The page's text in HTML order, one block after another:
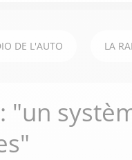
DE L'AUTO LA
"un